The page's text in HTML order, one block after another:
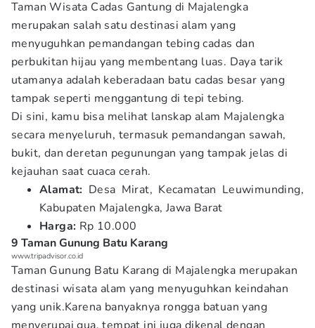
Taman Wisata Cadas Gantung di Majalengka
merupakan salah satu destinasi alam yang
menyuguhkan pemandangan tebing cadas dan
perbukitan hijau yang membentang luas. Daya tarik
utamanya adalah keberadaan batu cadas besar yang
tampak seperti menggantung di tepi tebing.
Di sini, kamu bisa melihat lanskap alam Majalengka
secara menyeluruh, termasuk pemandangan sawah,
bukit, dan deretan pegunungan yang tampak jelas di
kejauhan saat cuaca cerah.
Alamat: Desa Mirat, Kecamatan Leuwimunding,
Kabupaten Majalengka, Jawa Barat
Harga: Rp 10.000
9 Taman Gunung Batu Karang
www.tripadvisor.co.id
Taman Gunung Batu Karang di Majalengka merupakan
destinasi wisata alam yang menyuguhkan keindahan
yang unik.Karena banyaknya rongga batuan yang